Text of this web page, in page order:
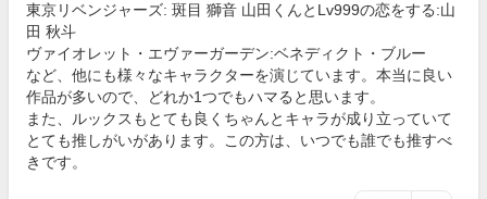
東京リベンジャーズ: 斑目 獅音 山田くんとLv999の恋をする:山
田 秋斗
ヴァイオレット・エヴァーガーデン:ベネディクト・ブルー
など、他にも様々なキャラクターを演じています。本当に良い
作品が多いので、どれか1つでもハマると思います。
また、ルックスもとても良くちゃんとキャラが成り立っていて
とても推しがいがあります。この方は、いつでも誰でも推すべ
きです。